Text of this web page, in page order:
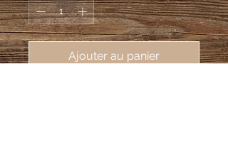
Ajouter au panier